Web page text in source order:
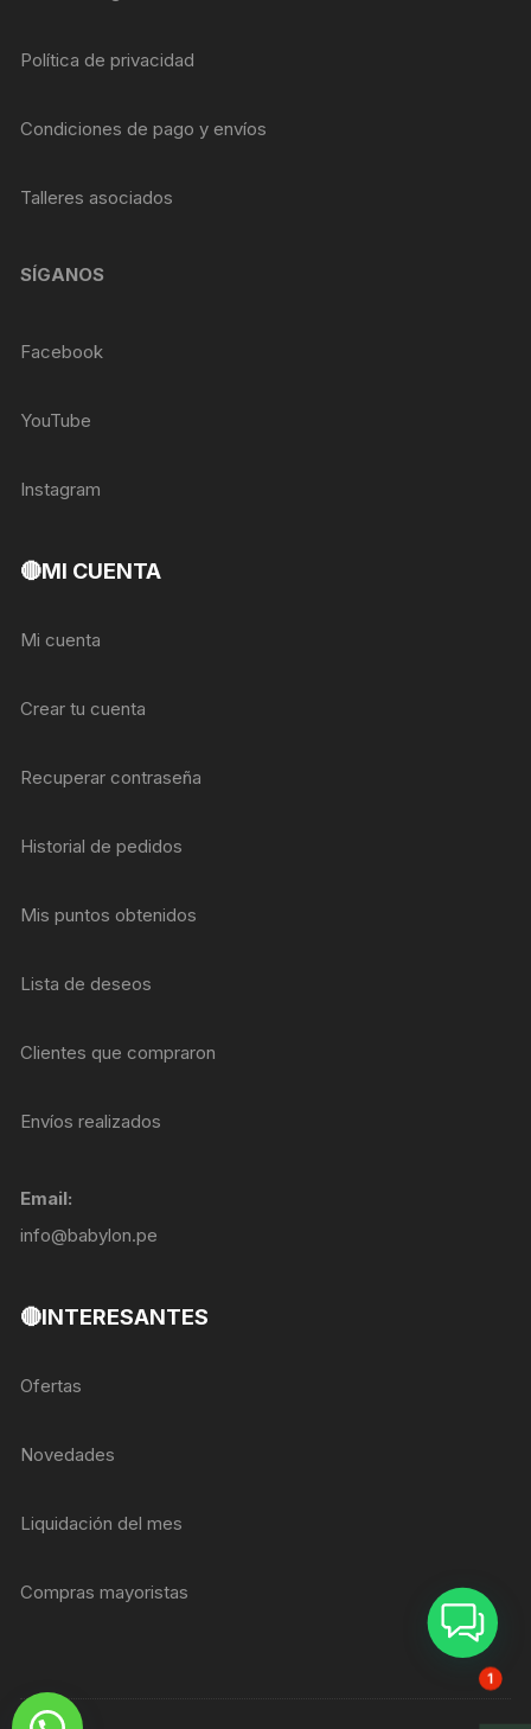
Política de privacidad
Condiciones de pago y envíos
Talleres asociados
SÍGANOS
Facebook
YouTube
Instagram
🔴MI CUENTA
Mi cuenta
Crear tu cuenta
Recuperar contraseña
Historial de pedidos
Mis puntos obtenidos
Lista de deseos
Clientes que compraron
Envíos realizados
Email:
info@babylon.pe
🔴INTERESANTES
Ofertas
Novedades
Liquidación del mes
Compras mayoristas
1